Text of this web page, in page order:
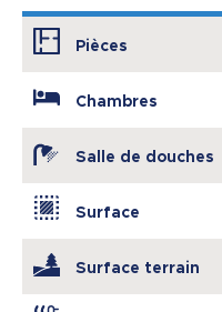
Pièces
Chambres
Salle de douches
Surface
Surface terrain